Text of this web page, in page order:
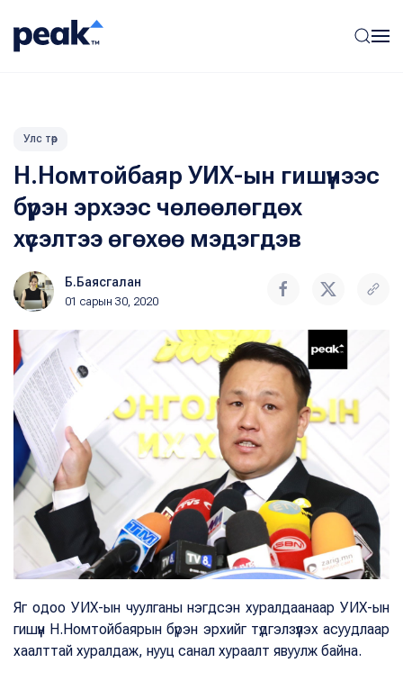
Улс төр
Н.Номтойбаяр УИХ-ын гишүүнээс
бүрэн эрхээс чөлөөлөгдөх
хүсэлтээ өгөхөө мэдэгдэв
Б.Баясгалан
01 сарын 30, 2020
Яг одоо УИХ-ын чуулганы нэгдсэн хуралдаанаар УИХ-ын
гишүүн Н.Номтойбаярын бүрэн эрхийг түдгэлзүүлэх асуудлаар
хаалттай хуралдаж, нууц санал хураалт явуулж байна.